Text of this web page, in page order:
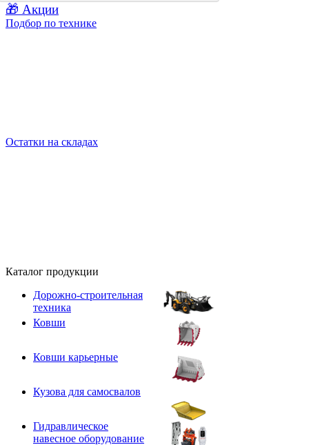
🎁 Акции
Подбор по технике
Остатки на складах
Каталог продукции
Дорожно-строительная
техника
Ковши
Ковши карьерные
Кузова для самосвалов
Гидравлическое
навесное оборудование